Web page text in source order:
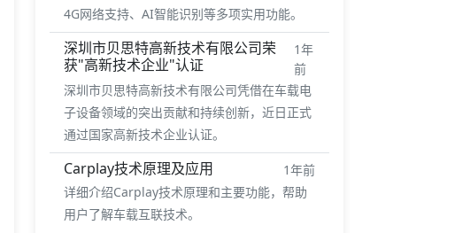
4G网络支持、AI智能识别等多项实用功能。
深圳市贝思特高新技术有限公司荣
获"高新技术企业"认证
1年
前
深圳市贝思特高新技术有限公司凭借在车载电
子设备领域的突出贡献和持续创新，近日正式
通过国家高新技术企业认证。
Carplay技术原理及应用
1年前
详细介绍Carplay技术原理和主要功能，帮助
用户了解车载互联技术。